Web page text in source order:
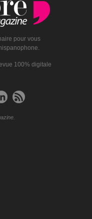
pour vous
100% digitale